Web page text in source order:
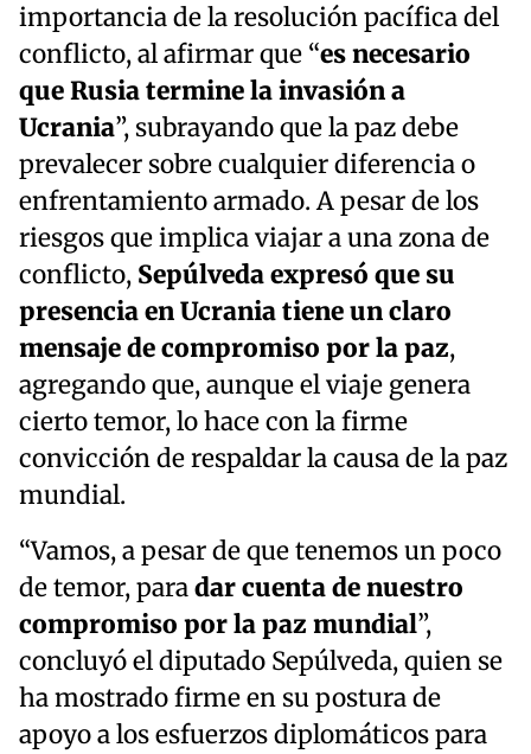
importancia de la resolución pacífica del
conflicto, al afirmar que “es necesario
que Rusia termine la invasión a
Ucrania”, subrayando que la paz debe
prevalecer sobre cualquier diferencia o
enfrentamiento armado. A pesar de los
riesgos que implica viajar a una zona de
conflicto, Sepúlveda expresó que su
presencia en Ucrania tiene un claro
mensaje de compromiso por la paz,
agregando que, aunque el viaje genera
cierto temor, lo hace con la firme
convicción de respaldar la causa de la paz
mundial.
“Vamos, a pesar de que tenemos un poco
de temor, paradar cuenta de nuestro
compromiso por la paz mundial”,
concluyó el diputado Sepúlveda, quien se
ha mostrado firme en su postura de
apoyo a los esfuerzos diplomáticos para